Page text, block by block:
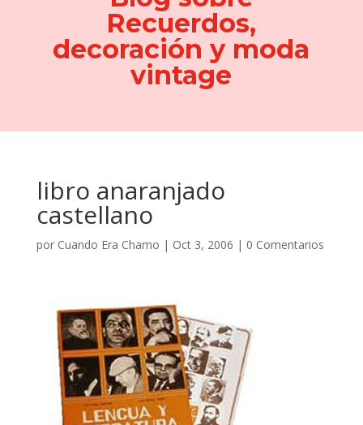
Recuerdos,
decoración y moda
vintage
libro anaranjado
castellano
por Cuando Era Chamo | Oct 3, 2006 | 0 Comentarios